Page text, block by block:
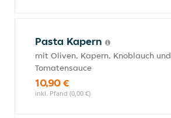
Pasta Kapern
mit Oliven, Kapern, Knoblauch und
Tomatensauce
10,90 €
inkl. Pfand (0,00 €)